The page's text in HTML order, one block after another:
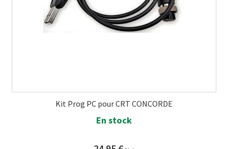
Kit Prog PC pour CRT CONCORDE
En stock